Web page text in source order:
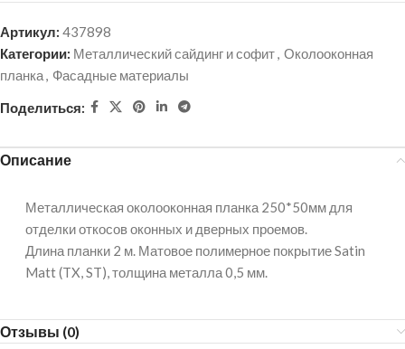
Артикул: 437898
Категории: Металлический сайдинг и софит, Околооконная
планка, Фасадные материалы
Поделиться:
Описание
Металлическая околооконная планка 250*50мм для
отделки откосов оконных и дверных проемов.
Длина планки 2 м. Матовое полимерное покрытие Satin
Matt (TX, ST), толщина металла 0,5 мм.
Отзывы (0)